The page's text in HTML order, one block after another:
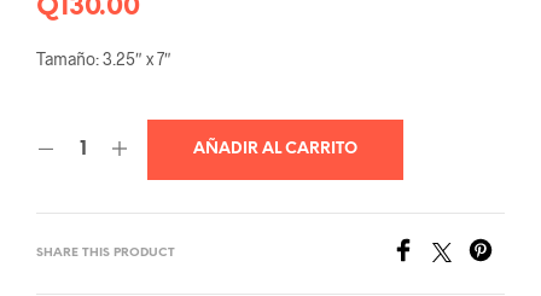
Q130.00
Tamaño: 3.25″ x 7″
AÑADIR AL CARRITO
SHARE THIS PRODUCT